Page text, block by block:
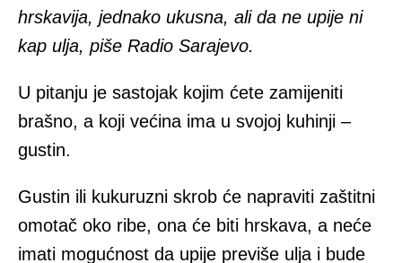
hrskavija, jednako ukusna, ali da ne upije ni
kap ulja, piše Radio Sarajevo.
U pitanju je sastojak kojim ćete zamijeniti
brašno, a koji većina ima u svojoj kuhinji –
gustin.
Gustin ili kukuruzni skrob će napraviti zaštitni
omotač oko ribe, ona će biti hrskava, a neće
imati mogućnost da upije previše ulja i bude